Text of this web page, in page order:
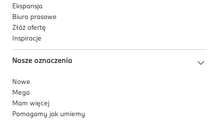
Ekspansja
Biuro prasowe
Złóż ofertę
Inspiracje
Nasze oznaczenia
Nowe
Mega
Mam więcej
Pomagamy jak umiemy